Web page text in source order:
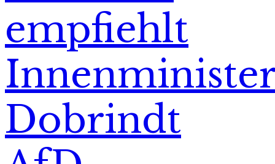
empfiehlt
Dobrindt